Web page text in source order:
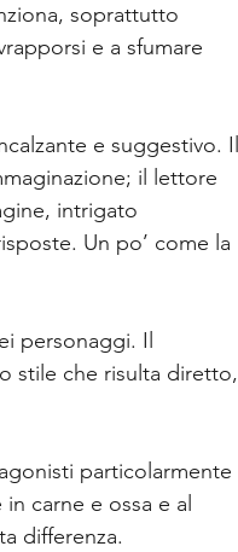
soprattutto
e a sfumare
e suggestivo. Il
il lettore
intrigato
Un po’ come la
personaggi. Il
stile che risulta diretto,
particolarmente
carne e ossa e al
differenza.